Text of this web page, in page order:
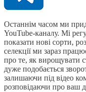
Останнім часом ми
YouTube-каналу. Мі
показати нові сорти,
селекції ми зараз
про те, як вирощувати
дуже подобається
залишаючи під відео
розповідаючи про ваш